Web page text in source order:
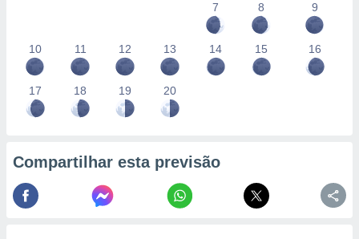
7
8 9
10 11 12 13 14 15 16
17 18 19 20
Compartilhar esta previsão